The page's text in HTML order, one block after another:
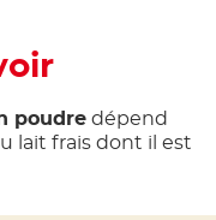
poudredépend
lait frais dont il est